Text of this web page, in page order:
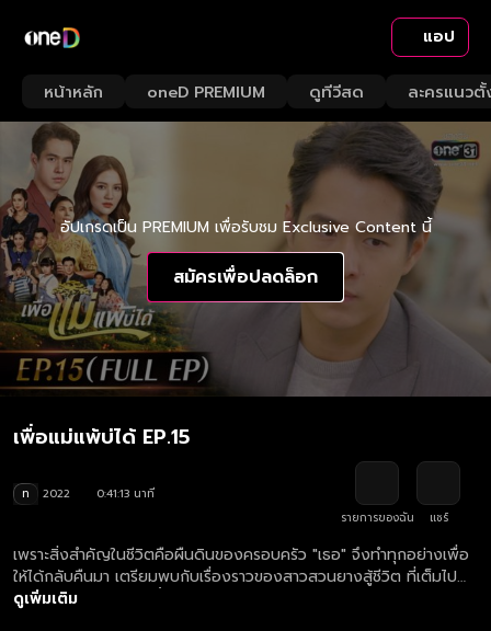
แอป
หน้าหลัก oneD PREMIUM ดูทีวีสด ละครแนวตั้
อัปเกรดเป็น PREMIUM เพื่อรับชม Exclusive Content นี้
สมัครเพื่อปลดล็อก
เพื่อแม่แพ้บ่ได้ EP.15
ท 2022
0:41:13 นาที
รายการของฉัน
แชร์
เพราะสิ่งสำคัญในชีวิตคือผืนดินของครอบครัว "เธอ" จึงทำทุกอย่างเพื่อ
ให้ได้กลับคืนมา เตรียมพบกับเรื่องราวของสาวสวนยางสู้ชีวิต ที่เต็มไป
ด้วยรอยยิ้ม และคราบน้ำตา
ดูเพิ่มเติม